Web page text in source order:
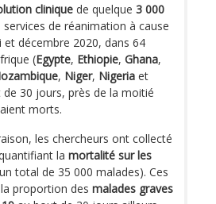
clinique de quelque 3 000
de réanimation à cause
décembre 2020, dans 64
(Egypte, Ethiopie, Ghana,
, Niger, Nigeria et
de 30 jours, près de la moitié
morts.
les chercheurs ont collecté
la mortalité sur les
total de 35 000 malades). Ces
proportion des malades graves